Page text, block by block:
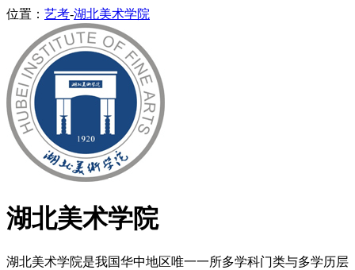
位置： 艺考-湖北美术学院
湖北美术学院
湖北美术学院是我国华中地区唯一一所多学科门类与多学历层